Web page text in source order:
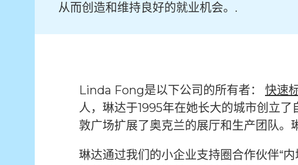
从而创造和维持良好的就业机会。.
Linda Fong是以下公司的所有者： 快速
人，琳达于1995年在她长大的城市创立
敦广场扩展了奥克兰的展厅和生产团队。
琳达通过我们的小企业支持圈合作伙伴“